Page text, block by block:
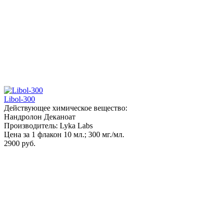
Libol-300
Действующее химическое вещество:
Нандролон Деканоат
Производитель: Lyka Labs
Цена за 1 флакон 10 мл.; 300 мг./мл.
2900 руб.